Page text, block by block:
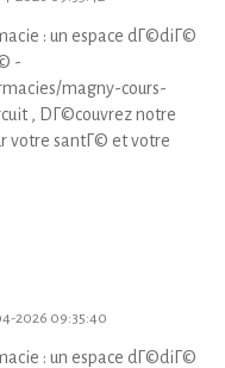
: un espace dГ©diГ©
-
magny-cours-
, DГ©couvrez notre
votre santГ© et votre
2026 09:35:40
: un espace dГ©diГ©